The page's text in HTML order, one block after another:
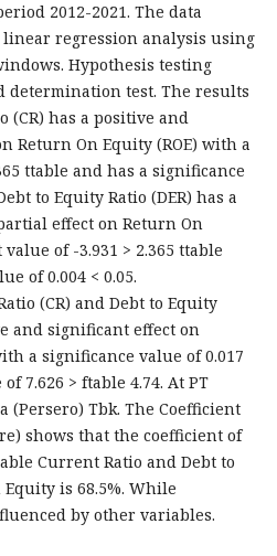
2012-2021. The data
regression analysis using
Hypothesis testing
determination test. The results
(CR) has a positive and
Return On Equity (ROE) with a
ttable and has a significance
to Equity Ratio (DER) has a
effect on Return On
of -3.931 > 2.365 ttable
of 0.004 < 0.05.
(CR) and Debt to Equity
and significant effect on
a significance value of 0.017
7.626 > ftable 4.74. At PT
(Persero) Tbk. The Coefficient
shows that the coefficient of
Current Ratio and Debt to
is 68.5%. While
by other variables.